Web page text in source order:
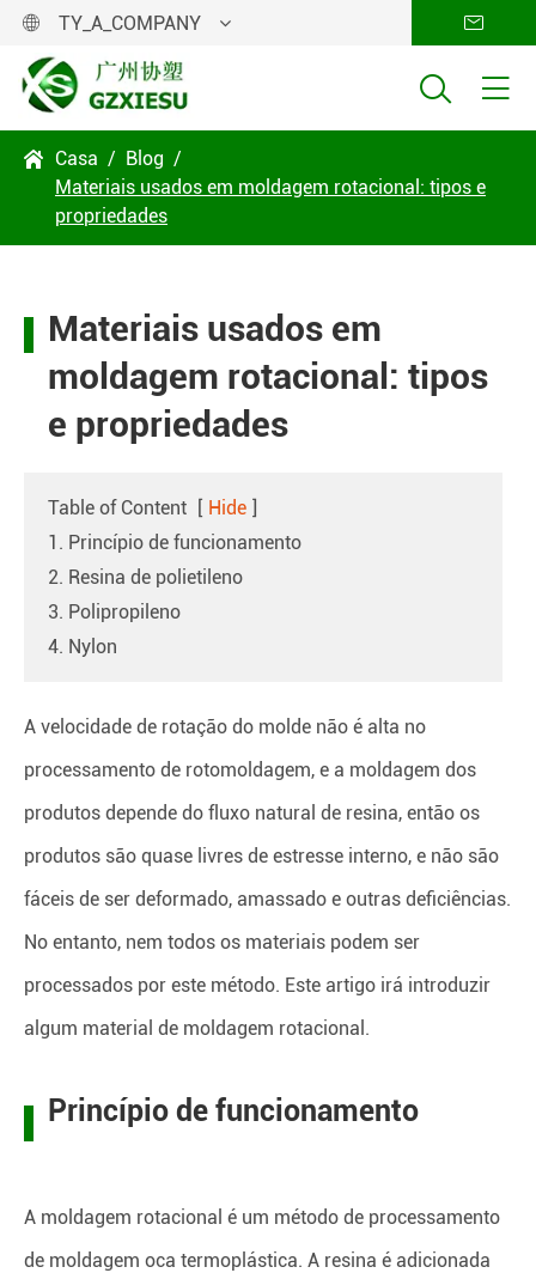
 TY_A_COMPANY 
 
 Casa
Blog
Materiais usados em moldagem rotacional: tipos e
propriedades
Materiais usados em
moldagem rotacional: tipos
e propriedades
Table of Content [ Hide ]
1. Princípio de funcionamento
2. Resina de polietileno
3. Polipropileno
4. Nylon
A velocidade de rotação do molde não é alta no
processamento de rotomoldagem, e a moldagem dos
produtos depende do fluxo natural de resina, então os
produtos são quase livres de estresse interno, e não são
fáceis de ser deformado, amassado e outras deficiências.
No entanto, nem todos os materiais podem ser
processados por este método. Este artigo irá introduzir
algum material de moldagem rotacional.
Princípio de funcionamento
A moldagem rotacional é um método de processamento
de moldagem oca termoplástica. A resina é adicionada